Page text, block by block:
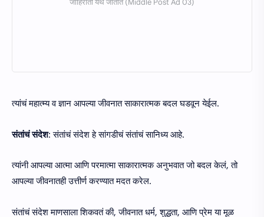
त्यांचं महात्म्य व ज्ञान आपल्या जीवनात साकारात्मक बदल घडवून येईल.
संतांचं संदेश: संतांचं संदेश हे सांगडीचं संतांचं सानिध्य आहे.
त्यांनी आपल्या आत्मा आणि परमात्मा साकारात्मक अनुभवात जो बदल केलं, तो
आपल्या जीवनातही उत्तीर्ण करण्यात मदत करेल.
संतांचं संदेश माणसाला शिकवतं की, जीवनात धर्म, शुद्धता, आणि प्रेम या मूळ